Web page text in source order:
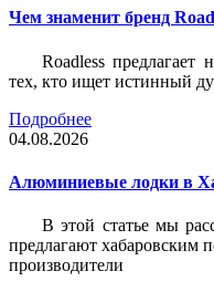
Чем знаменит бренд
Roadless предлагает
тех, кто ищет истинный
Подробнее
04.08.2026
Алюминиевые лодки в
В этой статье мы
предлагают хабаровским
производители